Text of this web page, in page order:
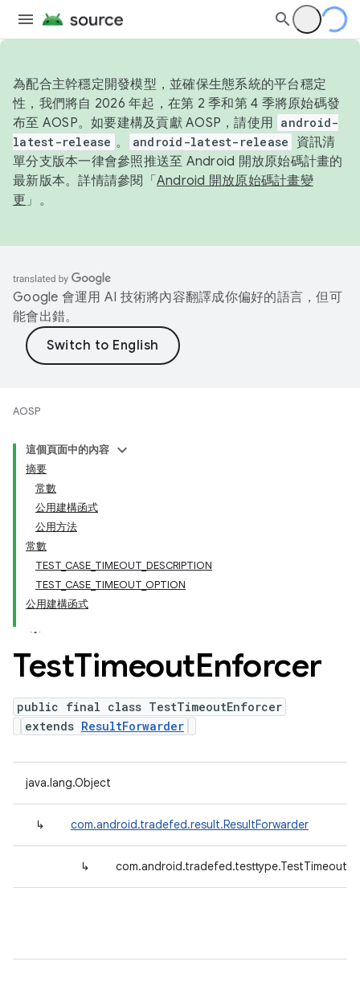
為配合主幹穩定開發模型，並確保生態系統的平台穩定
性，我們將自 2026 年起，在第 2 季和第 4 季將原始碼發
布至 AOSP。如要建構及貢獻 AOSP，請使用 android-
latest-release 。 android-latest-release
資訊清
單分支版本一律會參照推送至 Android 開放原始碼計畫的
最新版本。詳情請參閱「 Android 開放原始碼計畫變
更 」。
Google 會運用 AI 技術將內容翻譯成你偏好的語言，但可
能會出錯。
AOSP
這個頁面中的內容
摘要
常數
公用建構函式
公用方法
常數
TEST_CASE_TIMEOUT_DESCRIPTION
TEST_CASE_TIMEOUT_OPTION
公用建構函式
TestTimeoutEnforcer
public final class TestTimeoutEnforcer
extends ResultForwarder
java.lang.Object
↳ com.android.tradefed.result.ResultForwarder
↳